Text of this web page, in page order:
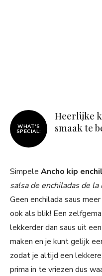
WHAT'S
SPECIAL:
Heerlijke
smaak te
Simpele Ancho kip
salsa de enchiladas de la
Geen enchilada saus
ook als blik! Een
lekkerder dan saus uit
maken en je kunt gelijk
zodat je altijd een
prima in te vriezen dus